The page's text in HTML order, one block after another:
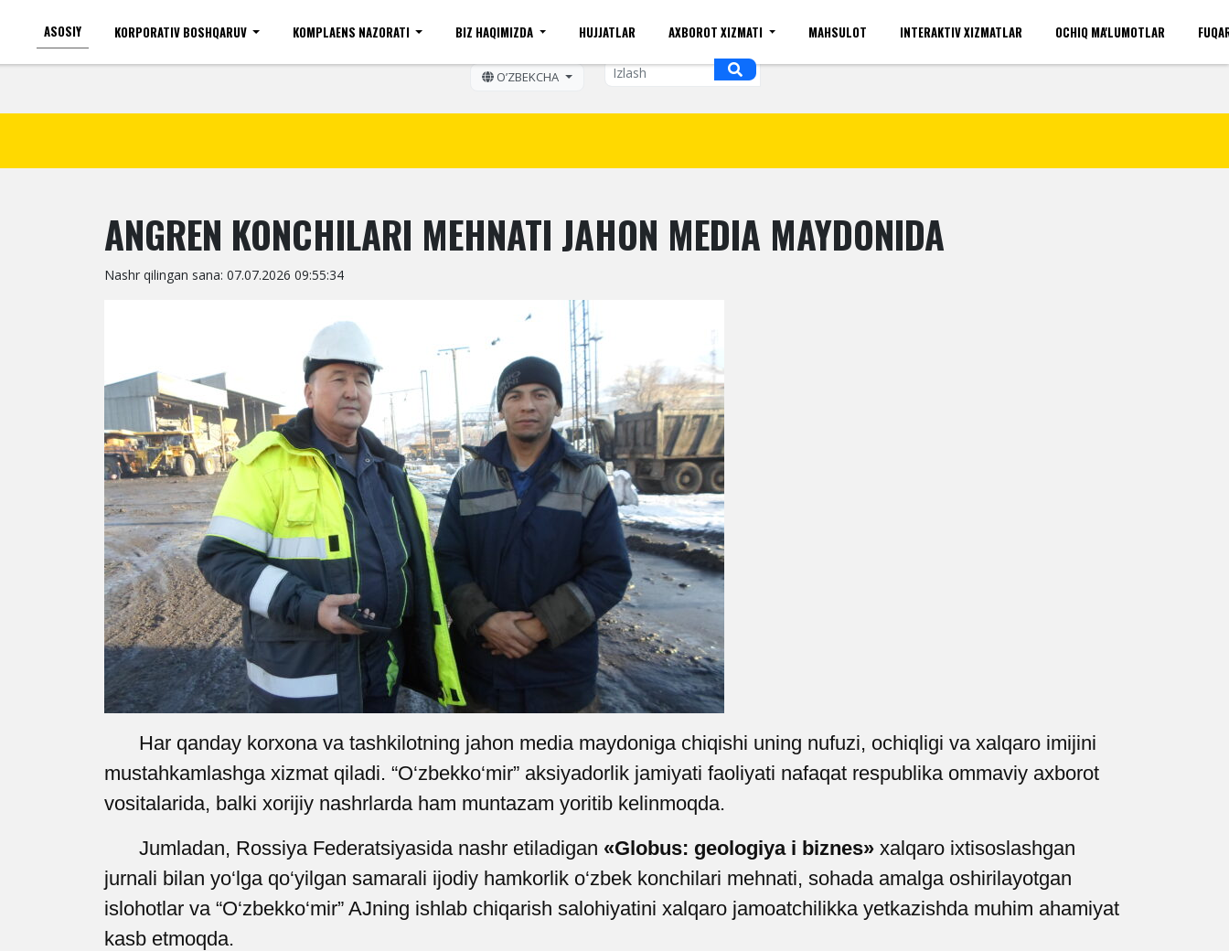
Ko'zi ojizlar uchun Shrift kattaligi Sayt xaritasi Mobil ko'rinishi Bo'sh ish o'rinlari(umumiy) Kirish
OʼZBEKCHA
ASOSIY KORPORATIV BOSHQARUV KOMPLAENS NAZORATI BIZ HAQIMIZDA HUJJATLAR AXBOROT XIZMATI MAHSULOT INTERAKTIV XIZMATLAR OCHIQ MA'LUMOTLAR
ANGREN KONCHILARI MEHNATI JAHON MEDIA MAYDONIDA
Nashr qilingan sana: 07.07.2026 09:55:34
Har qanday korxona va tashkilotning jahon media maydoniga chiqishi uning nufuzi, ochiqligi va xalqaro imijini
mustahkamlashga xizmat qiladi. “O‘zbekko‘mir” aksiyadorlik jamiyati faoliyati nafaqat respublika ommaviy axborot
vositalarida, balki xorijiy nashrlarda ham muntazam yoritib kelinmoqda.
Jumladan, Rossiya Federatsiyasida nashr etiladigan «Globus: geologiya i biznes»xalqaro ixtisoslashgan
jurnali bilan yo‘lga qo‘yilgan samarali ijodiy hamkorlik o‘zbek konchilari mehnati, sohada amalga oshirilayotgan
islohotlar va “O‘zbekko‘mir” AJning ishlab chiqarish salohiyatini xalqaro jamoatchilikka yetkazishda muhim ahamiyat
kasb etmoqda.